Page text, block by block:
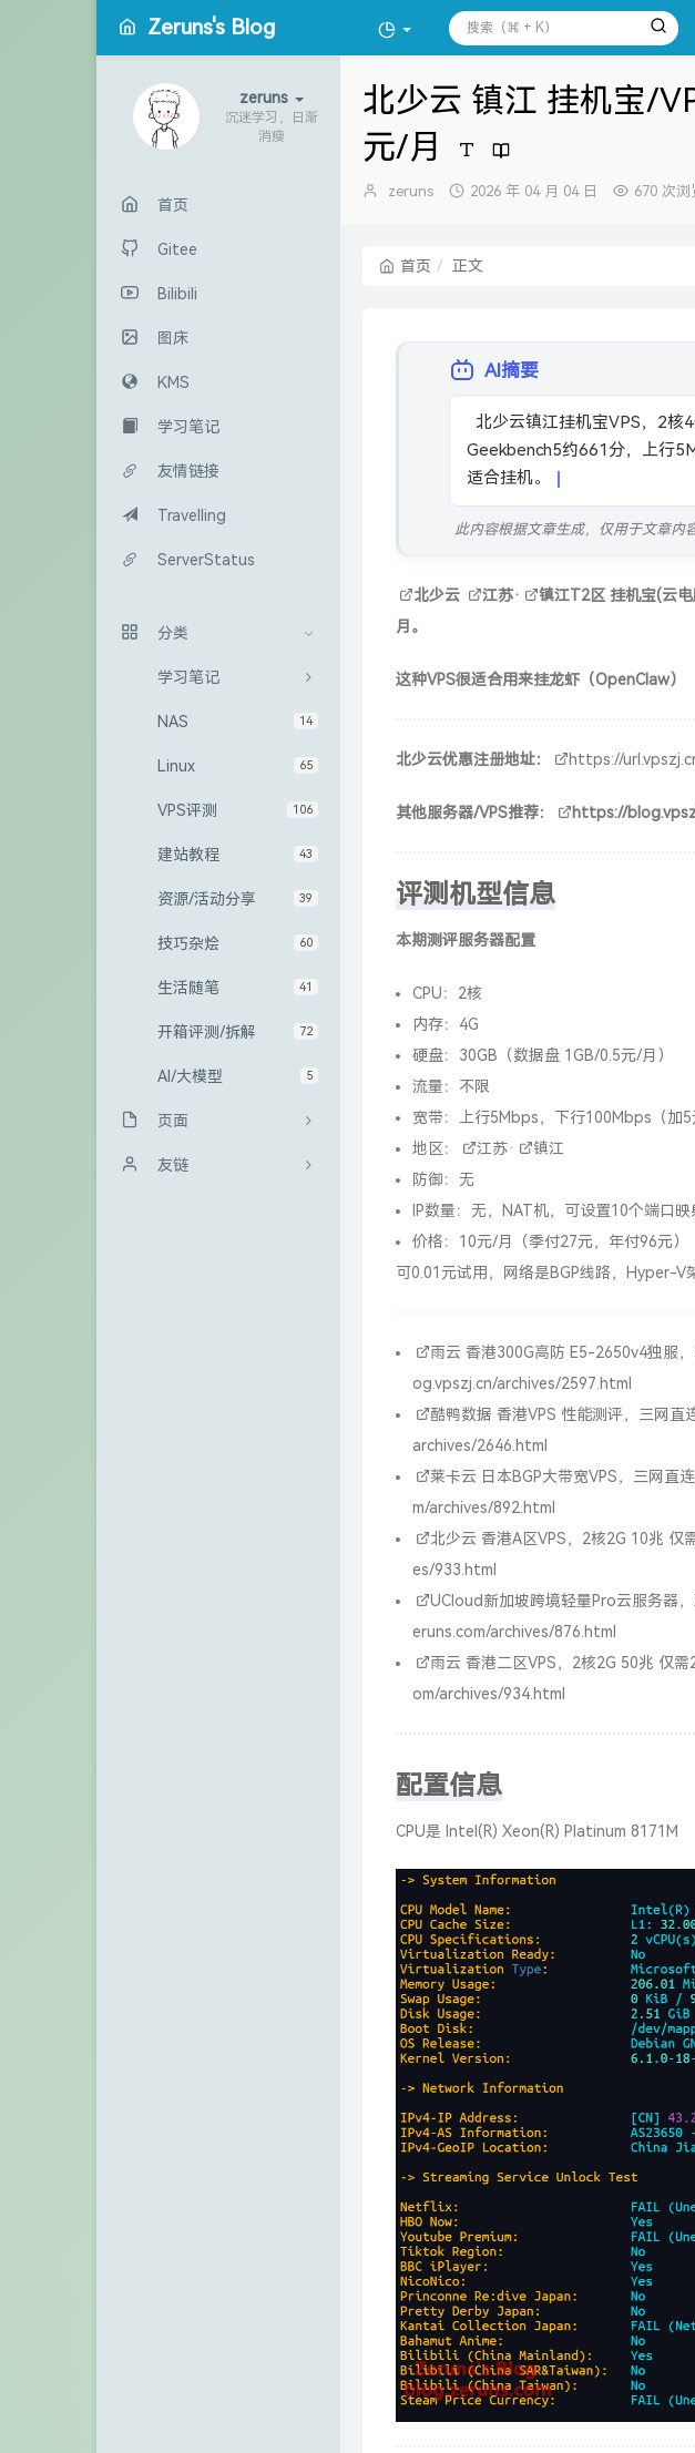
Zeruns's Blog
zeruns
沉迷学习，日渐
消瘦
首页
Gitee
Bilibili
图床
KMS
学习笔记
友情链接
Travelling
ServerStatus
分类
学习笔记
14
NAS
65
Linux
106
VPS评测
43
建站教程
39
资源/活动分享
60
技巧杂烩
41
生活随笔
72
开箱评测/拆解
5
AI/大模型
页面
归档栏
友链
北少云 镇江 挂机宝/
元/月
博
zeruns
发
2026 年 04 月 04 日 670 次浏
首页 正文
AI摘要
Geekbench5约661分，上行
适合挂机。
此内容根据文章生成，仅用于文章内
北少云 江苏· 镇江T2区 挂机宝(云
月。
这种VPS很适合用来挂龙虾（OpenClaw）
北少云优惠注册地址： https://
其他服务器/VPS推荐： https://
评测机型信息
本期测评服务器配置
CPU：2核
内存：4G
硬盘：30GB（数据盘 1GB/0.5元/月）
流量：不限
宽带：上行5Mbps，下行100Mbps（加5
地区：
江苏·
镇江
防御：无
IP数量：无，NAT机，可设置10个端口映
价格：10元/月（季付27元，年付96元）
可0.01元试用，网络是BGP线路，Hyper-V
雨云 香港300G高防 E5-2650v4独服
og.vpszj.cn/archives/2597.html
酷鸭数据 香港VPS 性能测评，三网直
archives/2646.html
莱卡云 日本BGP大带宽VPS，三网直
m/archives/892.html
北少云 香港A区VPS，2核2G 10兆 仅
es/933.html
UCloud新加坡跨境轻量Pro云服务器
eruns.com/archives/876.html
雨云 香港二区VPS，2核2G 50兆 仅
om/archives/934.html
配置信息
CPU是 Intel(R) Xeon(R) Platinum 8171M